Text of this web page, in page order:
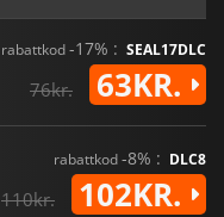
rabattkod-17% : SEAL17DLC
76kr. 63KR.
rabattkod-8% : DLC8
110kr. 102KR.